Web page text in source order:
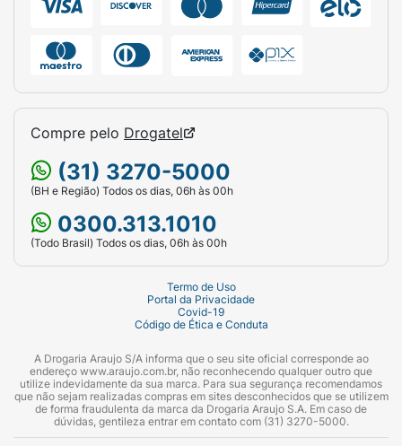
Compre pelo Drogatel
(31) 3270-5000
(BH e Região) Todos os dias, 06h às 00h
0300.313.1010
(Todo Brasil) Todos os dias, 06h às 00h
Termo de Uso
Portal da Privacidade
Covid-19
Código de Ética e Conduta
A Drogaria Araujo S/A informa que o seu site oficial corresponde ao
endereço www.araujo.com.br, não reconhecendo qualquer outro que
utilize indevidamente da sua marca. Para sua segurança recomendamos
que não sejam realizadas compras em sites desconhecidos que se utilizem
de forma fraudulenta da marca da Drogaria Araujo S.A. Em caso de
dúvidas, gentileza entrar em contato com (31) 3270-5000.